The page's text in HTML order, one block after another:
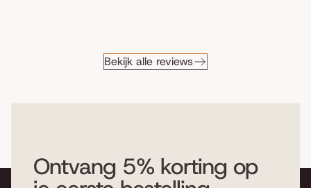
Bekijk alle reviews
Ontvang 5% korting op